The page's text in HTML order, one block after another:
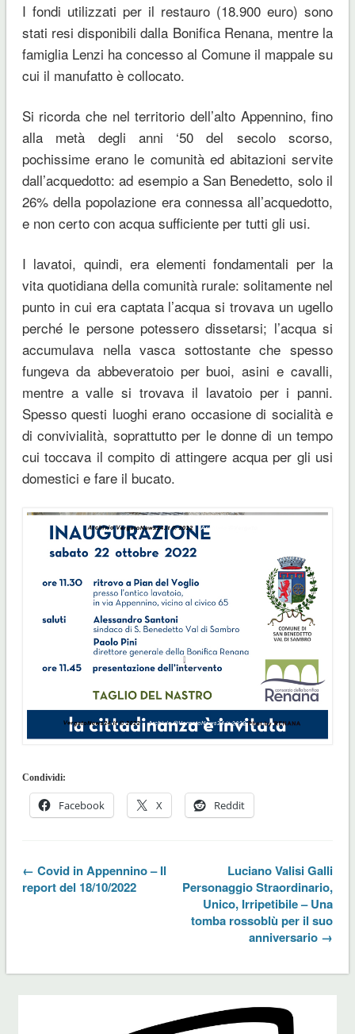
I fondi utilizzati per il restauro (18.900 euro) sono
stati resi disponibili dalla Bonifica Renana, mentre la
famiglia Lenzi ha concesso al Comune il mappale su
cui il manufatto è collocato.
Si ricorda che nel territorio dell’alto Appennino, fino
alla metà degli anni ‘50 del secolo scorso,
pochissime erano le comunità ed abitazioni servite
dall’acquedotto: ad esempio a San Benedetto, solo il
26% della popolazione era connessa all’acquedotto,
e non certo con acqua sufficiente per tutti gli usi.
I lavatoi, quindi, era elementi fondamentali per la
vita quotidiana della comunità rurale: solitamente nel
punto in cui era captata l’acqua si trovava un ugello
perché le persone potessero dissetarsi; l’acqua si
accumulava nella vasca sottostante che spesso
fungeva da abbeveratoio per buoi, asini e cavalli,
mentre a valle si trovava il lavatoio per i panni.
Spesso questi luoghi erano occasione di socialità e
di convivialità, soprattutto per le donne di un tempo
cui toccava il compito di attingere acqua per gli usi
domestici e fare il bucato.
Condividi:
Facebook X Reddit
← Covid in Appennino – Il
report del 18/10/2022
Luciano Valisi Galli
Personaggio Straordinario,
Unico, Irripetibile – Una
tomba rossoblù per il suo
anniversario →